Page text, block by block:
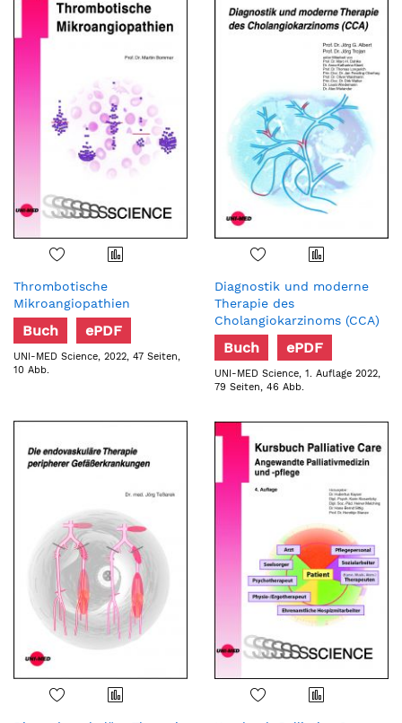
Thrombotische
Mikroangiopathien
Buch ePDF
UNI-MED Science, 2022, 47 Seiten,
10 Abb.
Diagnostik und moderne
Therapie des
Cholangiokarzinoms (CCA)
Buch ePDF
UNI-MED Science, 1. Auflage 2022,
79 Seiten, 46 Abb.